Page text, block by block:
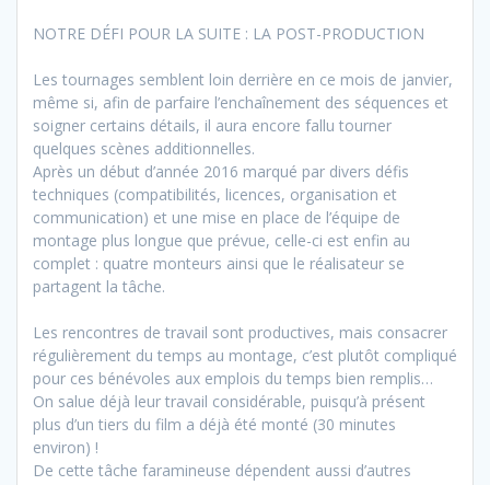
NOTRE DÉFI POUR LA SUITE : LA POST-PRODUCTION
Les tournages semblent loin derrière en ce mois de janvier,
même si, afin de parfaire l’enchaînement des séquences et
soigner certains détails, il aura encore fallu tourner
quelques scènes additionnelles.
Après un début d’année 2016 marqué par divers défis
techniques (compatibilités, licences, organisation et
communication) et une mise en place de l’équipe de
montage plus longue que prévue, celle-ci est enfin au
complet : quatre monteurs ainsi que le réalisateur se
partagent la tâche.
Les rencontres de travail sont productives, mais consacrer
régulièrement du temps au montage, c’est plutôt compliqué
pour ces bénévoles aux emplois du temps bien remplis…
On salue déjà leur travail considérable, puisqu’à présent
plus d’un tiers du film a déjà été monté (30 minutes
environ) !
De cette tâche faramineuse dépendent aussi d’autres